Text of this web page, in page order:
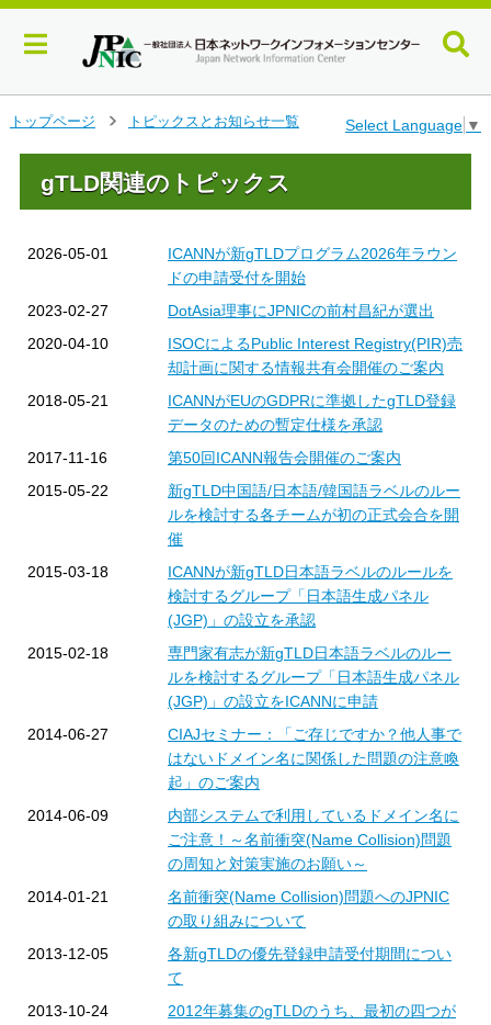
トップページ
トピックスとお知らせ一覧 Select Language ▼
gTLD関連のトピックス
2026-05-01
ICANNが新gTLDプログラム2026年ラウン
ドの申請受付を開始
2023-02-27
DotAsia理事にJPNICの前村昌紀が選出
2020-04-10
ISOCによるPublic Interest Registry(PIR)売
却計画に関する情報共有会開催のご案内
2018-05-21
ICANNがEUのGDPRに準拠したgTLD登録
データのための暫定仕様を承認
2017-11-16
第50回ICANN報告会開催のご案内
2015-05-22
新gTLD中国語/日本語/韓国語ラベルのルー
ルを検討する各チームが初の正式会合を開
催
2015-03-18
ICANNが新gTLD日本語ラベルのルールを
検討するグループ「日本語生成パネル
(JGP)」の設立を承認
2015-02-18
専門家有志が新gTLD日本語ラベルのルー
ルを検討するグループ「日本語生成パネル
(JGP)」の設立をICANNに申請
2014-06-27
CIAJセミナー：「ご存じですか？他人事で
はないドメイン名に関係した問題の注意喚
起」のご案内
2014-06-09
内部システムで利用しているドメイン名に
ご注意！～名前衝突(Name Collision)問題
の周知と対策実施のお願い～
2014-01-21
名前衝突(Name Collision)問題へのJPNIC
の取り組みについて
2013-12-05
各新gTLDの優先登録申請受付期間につい
て
2013-10-24
2012年募集のgTLDのうち、最初の四つが